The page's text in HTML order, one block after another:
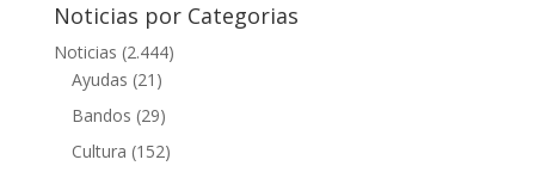
Noticias por Categorias
Noticias (2.444)
Ayudas (21)
Bandos (29)
Cultura (152)